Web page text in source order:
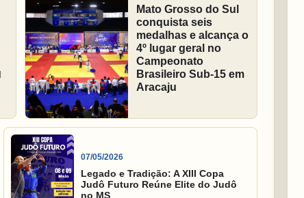
Mato Grosso do Sul
conquista seis
medalhas e alcança o
4º lugar geral no
Campeonato
Brasileiro Sub-15 em
Aracaju
07/05/2026
Legado e Tradição: A XIII Copa
Judô Futuro Reúne Elite do Judô
no MS